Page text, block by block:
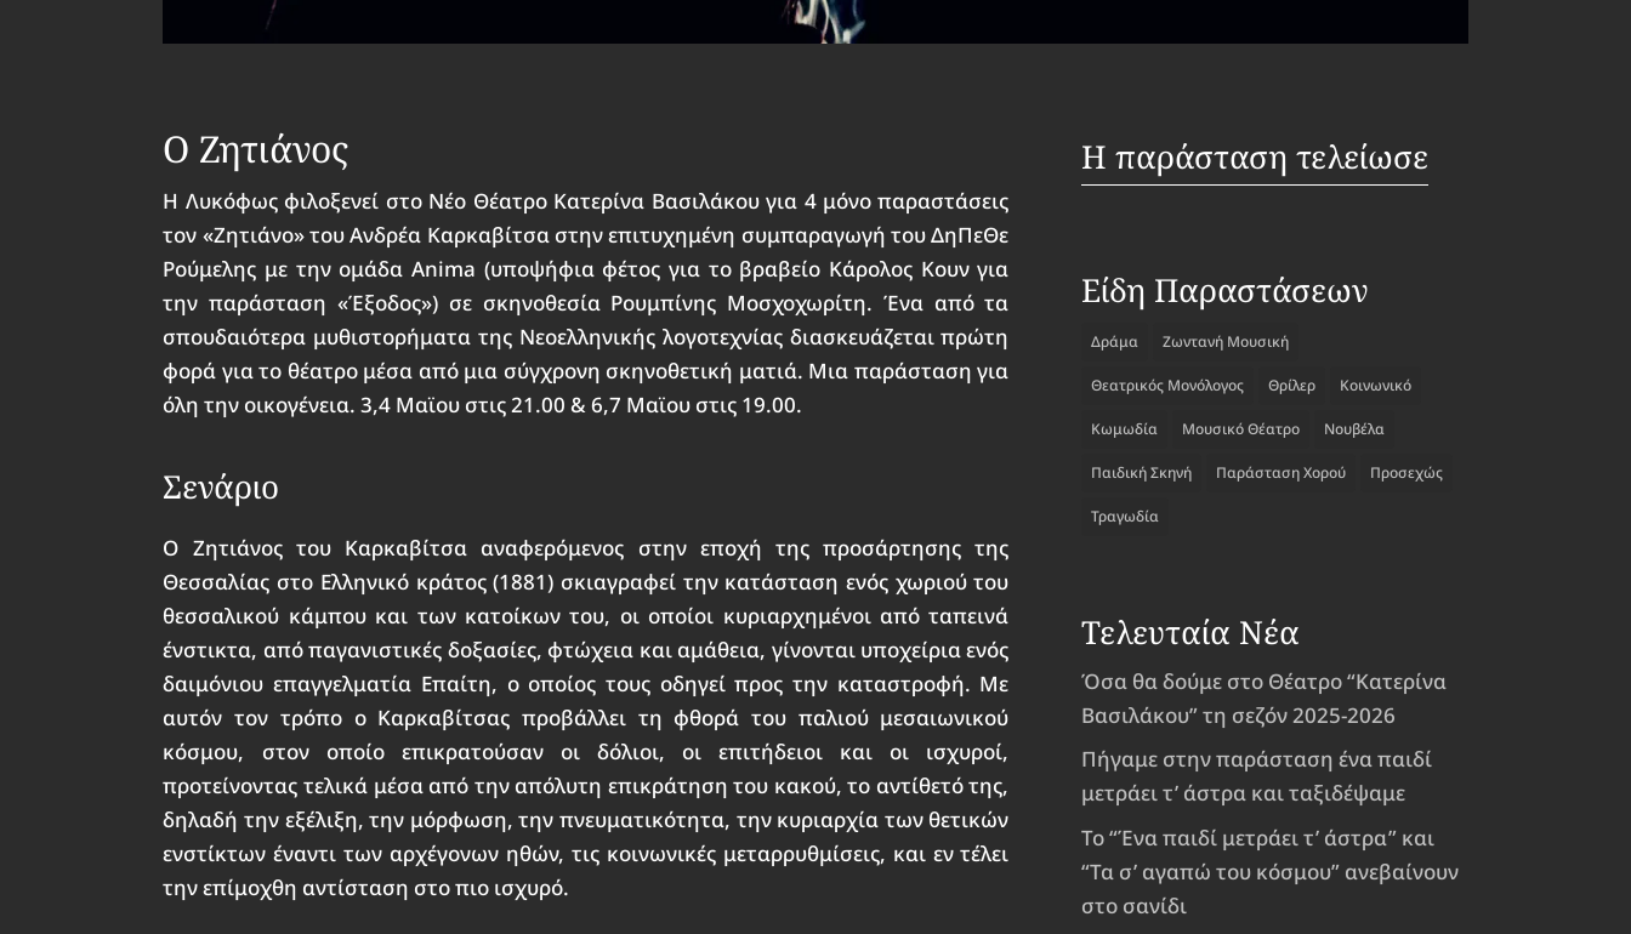
Ο Ζητιάνος
Η Λυκόφως φιλοξενεί στο Νέο Θέατρο Κατερίνα Βασιλάκου για 4 μόνο παραστάσεις
τον «Ζητιάνο» του Ανδρέα Καρκαβίτσα στην επιτυχημένη συμπαραγωγή του ΔηΠεΘε
Ρούμελης με την ομάδα Anima (υποψήφια φέτος για το βραβείο Κάρολος Κουν για
την παράσταση «Έξοδος») σε σκηνοθεσία Ρουμπίνης Μοσχοχωρίτη. Ένα από τα
σπουδαιότερα μυθιστορήματα της Νεοελληνικής λογοτεχνίας διασκευάζεται πρώτη
φορά για το θέατρο μέσα από μια σύγχρονη σκηνοθετική ματιά. Μια παράσταση για
όλη την οικογένεια. 3,4 Μαϊου στις 21.00 & 6,7 Μαϊου στις 19.00.
Σενάριο
Ο Ζητιάνος του Καρκαβίτσα αναφερόμενος στην εποχή της προσάρτησης της
Θεσσαλίας στο Ελληνικό κράτος (1881) σκιαγραφεί την κατάσταση ενός χωριού του
θεσσαλικού κάμπου και των κατοίκων του, οι οποίοι κυριαρχημένοι από ταπεινά
ένστικτα, από παγανιστικές δοξασίες, φτώχεια και αμάθεια, γίνονται υποχείρια ενός
δαιμόνιου επαγγελματία Επαίτη, ο οποίος τους οδηγεί προς την καταστροφή. Με
αυτόν τον τρόπο ο Καρκαβίτσας προβάλλει τη φθορά του παλιού μεσαιωνικού
κόσμου, στον οποίο επικρατούσαν οι δόλιοι, οι επιτήδειοι και οι ισχυροί,
προτείνοντας τελικά μέσα από την απόλυτη επικράτηση του κακού, το αντίθετό της,
δηλαδή την εξέλιξη, την μόρφωση, την πνευματικότητα, την κυριαρχία των θετικών
ενστίκτων έναντι των αρχέγονων ηθών, τις κοινωνικές μεταρρυθμίσεις, και εν τέλει
την επίμοχθη αντίσταση στο πιο ισχυρό.
Η παράσταση τελείωσε
Είδη Παραστάσεων
Δράμα Ζωντανή Μουσική
Θεατρικός Μονόλογος Θρίλερ Κοινωνικό
Κωμωδία Μουσικό Θέατρο Νουβέλα
Παιδική Σκηνή Παράσταση Χορού Προσεχώς
Τραγωδία
Τελευταία Νέα
Όσα θα δούμε στο Θέατρο “Κατερίνα
Βασιλάκου” τη σεζόν 2025-2026
Πήγαμε στην παράσταση ένα παιδί
μετράει τ’ άστρα και ταξιδέψαμε
Το “Ένα παιδί μετράει τ’ άστρα” και
“Τα σ’ αγαπώ του κόσμου” ανεβαίνουν
στο σανίδι